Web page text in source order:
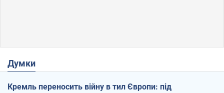
Думки
Кремль переносить війну в тил Європи: під